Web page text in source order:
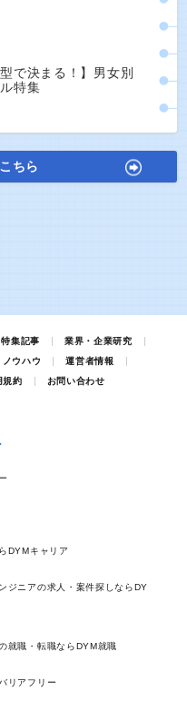
で決まる！】男女別
特集
ちら
特集記事
業界・企業研究
ノウハウ
運営者情報
規約 お問い合わせ
DYMキャリア
ジニアの求人・案件探しならDY
就職・転職ならDYM就職
リアフリー